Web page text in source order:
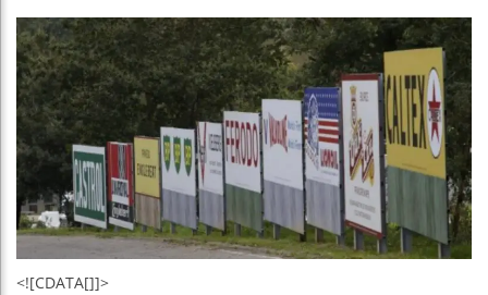
<![CDATA[]]>